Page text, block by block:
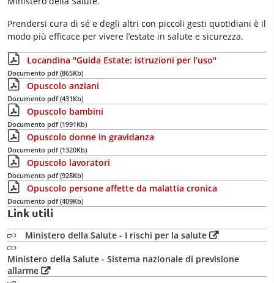
Prendersi cura di sé e degli altri con piccoli gesti quotidiani è il
modo più efficace per vivere l’estate in salute e sicurezza.
Locandina "Guida Estate: istruzioni per l’uso"
Documento pdf (865Kb)
Opuscolo anziani
Documento pdf (431Kb)
Opuscolo bambini
Documento pdf (1991Kb)
Opuscolo donne in gravidanza
Documento pdf (1320Kb)
Opuscolo lavoratori
Documento pdf (928Kb)
Opuscolo persone affette da malattia cronica
Documento pdf (409Kb)
Link utili
Ministero della Salute - I rischi per la salute
Ministero della Salute - Sistema nazionale di previsione
allarme